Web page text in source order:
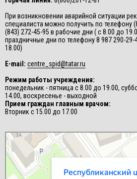
При возникновении аварийной ситуации
специалиста можно получить по телефону
(843) 272-45-95 в рабочие дни ( с 8.00 до
праздничные дни по телефону 8 987 290-29-
18.00)
E-mail: centre_spid@tatar.ru
Режим работы учреждения:
понедельник - пятница с 8.00 до 19.00,
14.00, воскресенье - выходной
Прием граждан главным врачом:
Вторник с 15.00 до 17.00
Республиканский центр по профилактике и борьбе
инфекционными заболеваниями
Центр профилактики СПИДа в Казани